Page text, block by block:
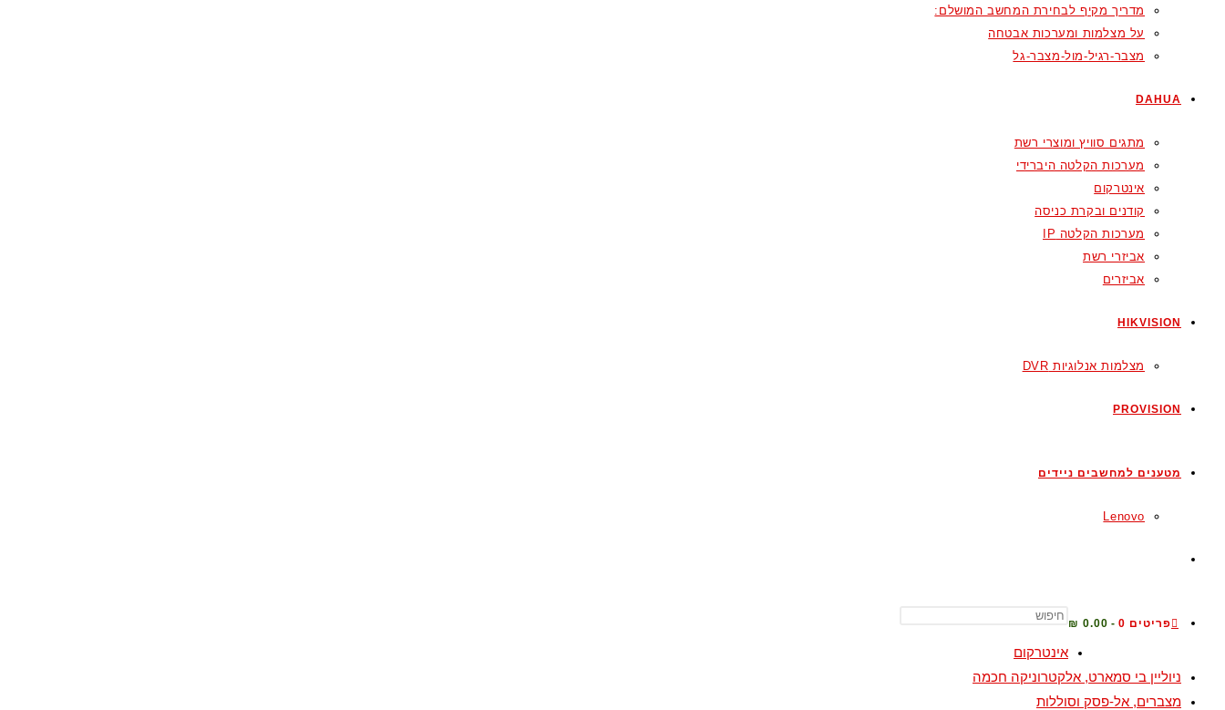
מדריך מקיף לבחירת המחשב המושלם:
על מצלמות ומערכות אבטחה
מצבר-רגיל-מול-מצבר-גל
DAHUA
מתגים סוויץ ומוצרי רשת
מערכות הקלטה היברידי
אינטרקום
קודנים ובקרת כניסה
מערכות הקלטה IP
אביזרי רשת
אביזרים
HIKVISION
מצלמות אנלוגיות DVR
PROVISION
מטענים למחשבים ניידים
Lenovo
WEBSITE
SEARCH
פריטים 0 0.00 ₪
אינטרקום
ניוליין בי סמארט, אלקטרוניקה חכמה
מצברים, אל-פסק וסוללות